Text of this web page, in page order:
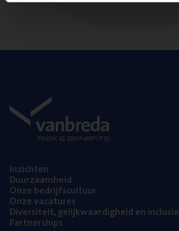
Inzich­ten
Duur­zaam­heid
Onze bedrijfs­cul­tuur
Onze vaca­tu­res
Diver­si­teit, gelijk­waar­dig­heid en inclusie
Part­ner­ships